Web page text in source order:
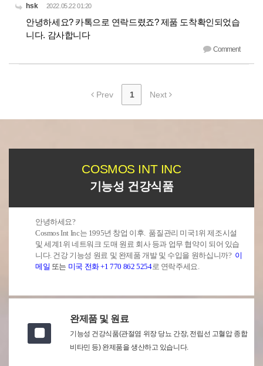
hsk 2022.05.22 01:20
안녕하세요? 카톡으로 연락드렸죠? 제품 도착확인되었습
니다. 감사합니다
Comment
Prev 1 Next
COSMOS INT INC
기능성 건강식품
안녕하세요?
Cosmos Int Inc는 1995년 창업 이후. 품질관리 미국1위 제조시설
및 세계1위 네트워크 도매 원료 회사 등과 업무 협약이 되어 있습
니다. 건강 기능성 원료 및 완제품 개발 및 수입을 원하십니까? 이
메일 또는 미국 전화 +1 770 862 5254로 연락주세요.
완제품 및 원료
기능성 건강식품(관절염 위장 당뇨 간장, 전립선 고혈압 종합
비타민 등) 완제품을 생산하고 있습니다.